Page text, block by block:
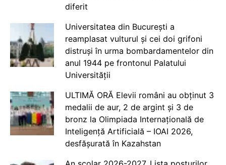
diferit
Universitatea din București a
reamplasat vulturul și cei doi grifoni
distruși în urma bombardamentelor din
anul 1944 pe frontonul Palatului
Universității
ULTIMĂ ORĂ Elevii români au obținut 3
medalii de aur, 2 de argint și 3 de
bronz la Olimpiada Internațională de
Inteligență Artificială – IOAI 2026,
desfășurată în Kazahstan